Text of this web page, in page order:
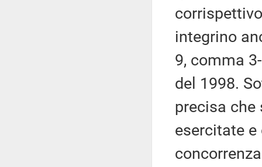
integrino
9, comma 3-
del 1998.
precisa che
esercitate